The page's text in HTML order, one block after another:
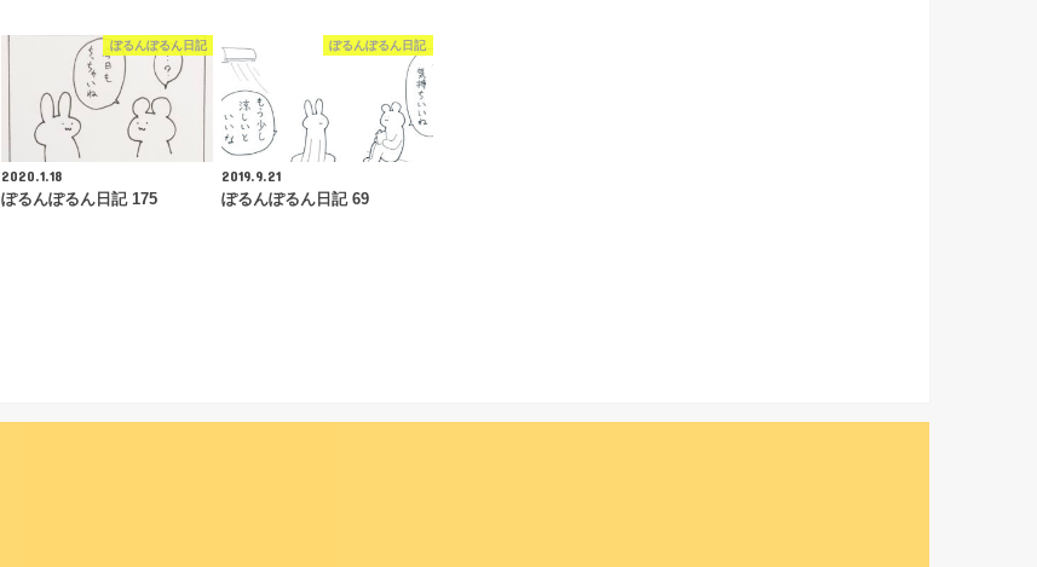
ぽるんぽるん日記
2020.1.18
ぽるんぽるん日記 175
ぽるんぽるん日記
2019.9.21
ぽるんぽるん日記 69